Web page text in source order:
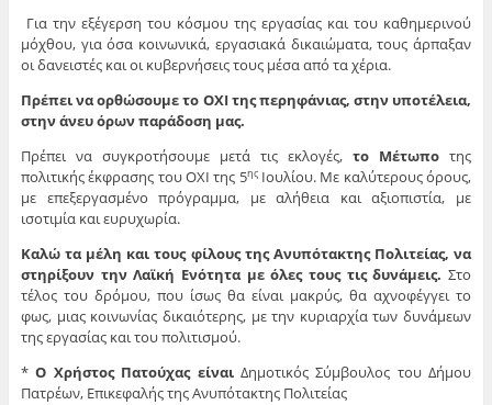
Για την εξέγερση του κόσμου της εργασίας και του καθημερινού
μόχθου, για όσα κοινωνικά, εργασιακά δικαιώματα, τους άρπαξαν
οι δανειστές και οι κυβερνήσεις τους μέσα από τα χέρια.
Πρέπει να ορθώσουμε το ΟΧΙ της περηφάνιας, στην υποτέλεια,
στην άνευ όρων παράδοση μας.
Πρέπει να συγκροτήσουμε μετά τις εκλογές,το Μέτωπο της
πολιτικής έκφρασης του ΟΧΙ της 5ηςΙουλίου. Με καλύτερους όρους,
με επεξεργασμένο πρόγραμμα, με αλήθεια και αξιοπιστία, με
ισοτιμία και ευρυχωρία.
Καλώ τα μέλη και τους φίλους της Ανυπότακτης Πολιτείας, να
στηρίξουν την Λαϊκή Ενότητα με όλες τους τις δυνάμεις.Στο
τέλος του δρόμου, που ίσως θα είναι μακρύς, θα αχνοφέγγει το
φως, μιας κοινωνίας δικαιότερης, με την κυριαρχία των δυνάμεων
της εργασίας και του πολιτισμού.
*Ο Χρήστος Πατούχας είναι Δημοτικός Σύμβουλος του Δήμου
Πατρέων, Επικεφαλής της Ανυπότακτης Πολιτείας